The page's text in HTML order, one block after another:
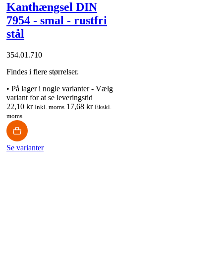
Kanthængsel DIN
7954 - smal - rustfri
stål
354.01.710
Findes i flere størrelser.
• På lager i nogle varianter - Vælg
variant for at se leveringstid
22,10 kr Inkl. moms 17,68 kr Ekskl.
moms
Se varianter